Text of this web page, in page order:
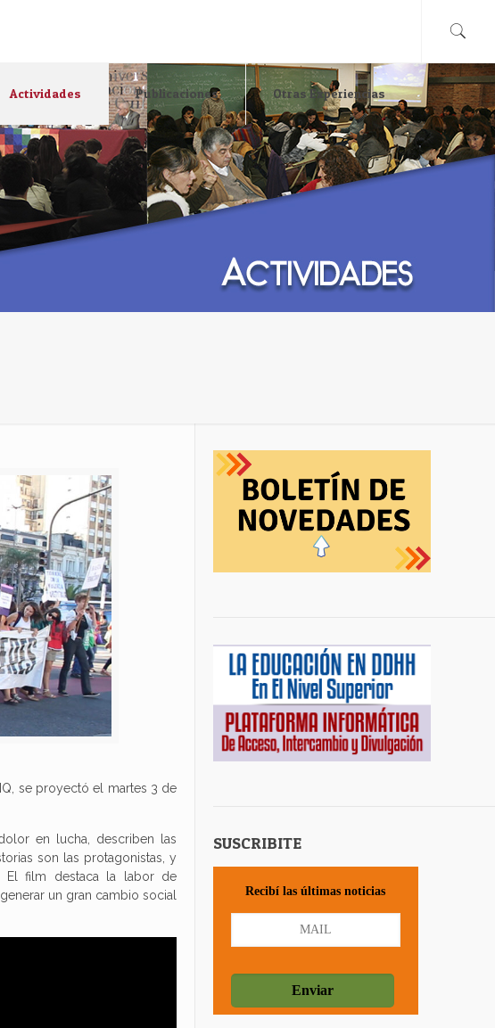
Actividades Publicaciones Otras Experiencias
se proyectó el martes 3 de
en lucha, describen las
son las protagonistas, y
El film destaca la labor de
un gran cambio social
SUSCRIBITE
Recibí las últimas noticias